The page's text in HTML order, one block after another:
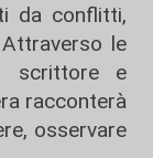
da conflitti,
le
scrittore e
racconterà
osservare